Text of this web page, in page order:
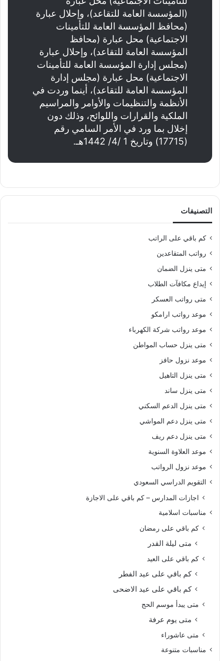
(المؤسسة العامة للتقاعد)، وإحلال عبارة
(محافظ المؤسسة العامة للتأمينات
الاجتماعية) محل عبارة (محافظ
المؤسسة العامة للتقاعد)، وإحلال عبارة
(مجلس إدارة المؤسسة العامة للتأمينات
الاجتماعية) محل عبارة (مجلس إدارة
المؤسسة العامة للتقاعد)، أينما وردت في
الأنظمة والتنظيمات والأوامر والمراسيم
الملكية والقرارات واللوائح، وذلك دون
إخلال بما ورد في الأمر السامي رقم
(17715) وتاريخ 1 /4/ 1442هـ.
التصنيفات
كم باقي على الراتب
رواتب المتقاعدين
متى ينزل الضمان
إيداع مكافآت الطلاب
متى رواتب العسكر
موعد رواتب ارامكو
موعد رواتب شركة الكهرباء
متى ينزل حساب المواطن
موعد نزول حافز
متى ينزل التاهيل
متى ينزل ساند
متى ينزل الدعم السكني
متى ينزل دعم المواشي
متى ينزل دعم ريف
موعد العلاوة السنوية
موعد نزول الرواتب
التقويم الدراسي السعودي
اجازات المدارس – كم باقي على الاجازة
مناسبات اسلامية
كم باقي على رمضان
متى ليلة القدر
كم باقي على العيد
كم باقي على عيد الفطر
كم باقي على عيد الاضحى
متى يبدأ موسم الحج
متى يوم عرفة
متى عاشوراء
مناسبات متنوعة